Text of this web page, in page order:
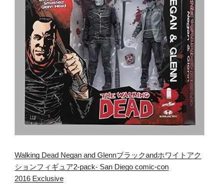
Walking Dead Negan and Glennブラックandホワイトアク
ションフィギュア2-pack- San Diego comic-con
2016 Exclusive